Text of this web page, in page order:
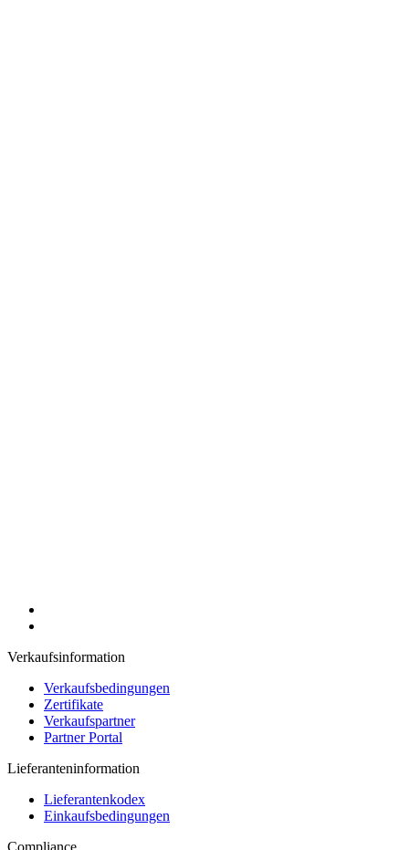
Verkaufsinformation
Verkaufsbedingungen
Zertifikate
Verkaufspartner
Partner Portal
Lieferanteninformation
Lieferantenkodex
Einkaufsbedingungen
Compliance